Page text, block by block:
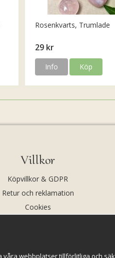
Rosenkvarts, Trumlade
29 kr
Info Köp
Villkor
Köpvillkor & GDPR
Retur och reklamation
Cookies
webbplatser tillförlitliga och